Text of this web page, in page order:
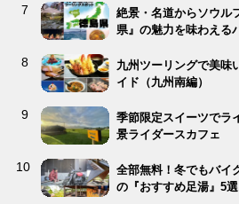
絶景・名道からソウル
県』の魅力を味わえる
九州ツーリングで美味
イド（九州南編）
季節限定スイーツでラ
景ライダースカフェ
全部無料！冬でもバイ
の『おすすめ足湯』5